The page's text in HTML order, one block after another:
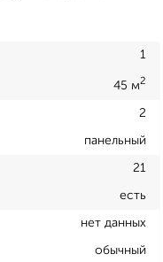
1
45 м2
2
панельный
21
есть
нет данных
обычный